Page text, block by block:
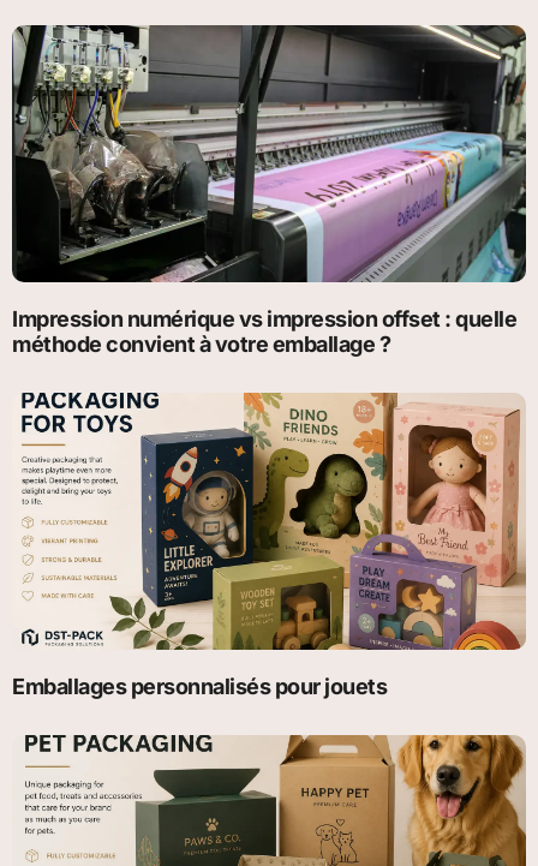
Impression numérique vs impression offset : quelle
méthode convient à votre emballage ?
Emballages personnalisés pour jouets